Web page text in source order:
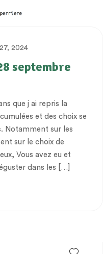
2024
septembre
que j ai repris la
et des choix se
Notamment sur les
sur le choix de
Vous avez eu et
dans les […]